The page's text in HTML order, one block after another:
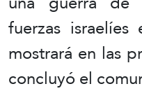
fuerzas
mostrará en las
concluyó el